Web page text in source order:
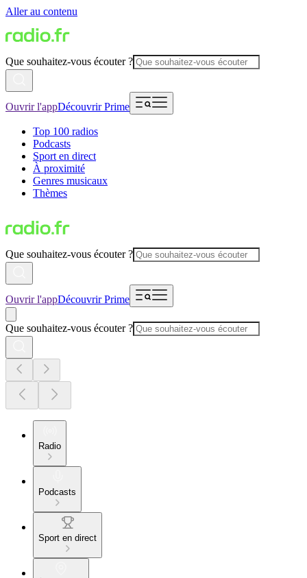
Aller au contenu
Que souhaitez-vous écouter ?
Ouvrir l'appDécouvrir Prime
Top 100 radios
Podcasts
Sport en direct
À proximité
Genres musicaux
Thèmes
Que souhaitez-vous écouter ?
Ouvrir l'appDécouvrir Prime
Que souhaitez-vous écouter ?
Radio
Podcasts
Sport en direct